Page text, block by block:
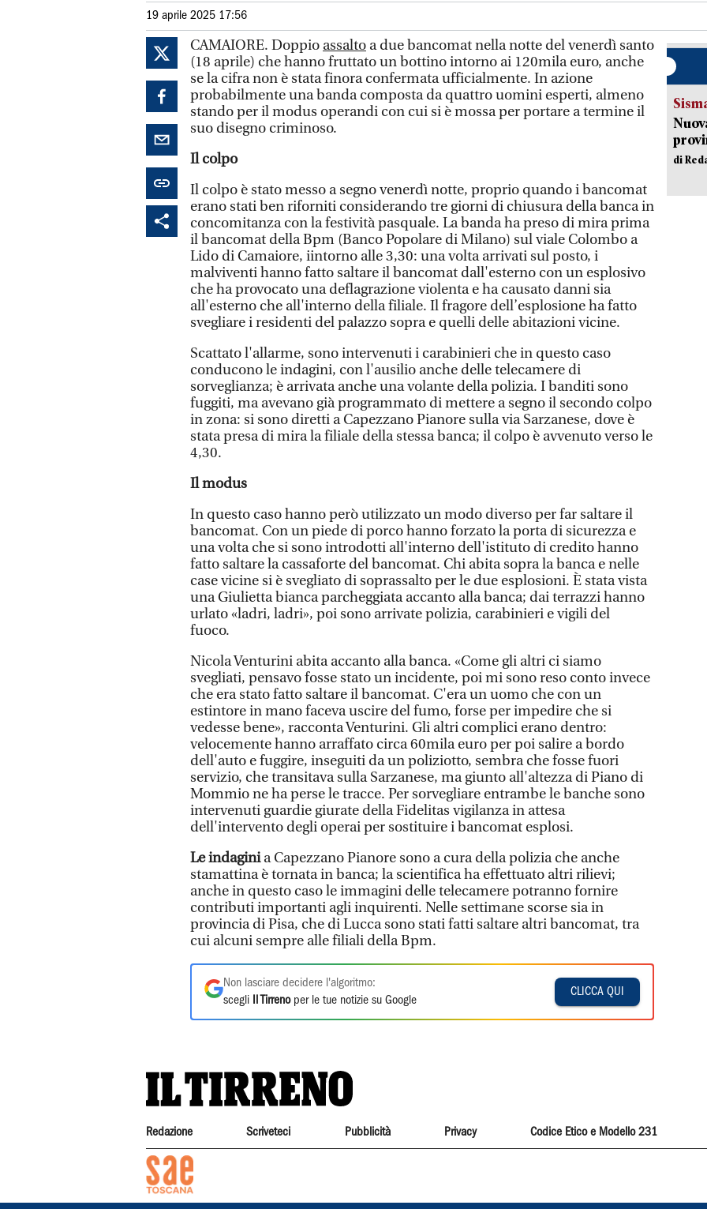
19 aprile 2025 17:56
CAMAIORE. Doppio assalto a due bancomat nella notte del venerdì santo
(18 aprile) che hanno fruttato un bottino intorno ai 120mila euro, anche
se la cifra non è stata finora confermata ufficialmente. In azione
probabilmente una banda composta da quattro uomini esperti, almeno
stando per il modus operandi con cui si è mossa per portare a termine il
suo disegno criminoso.
Il colpo
Il colpo è stato messo a segno venerdì notte, proprio quando i bancomat
erano stati ben riforniti considerando tre giorni di chiusura della banca in
concomitanza con la festività pasquale. La banda ha preso di mira prima
il bancomat della Bpm (Banco Popolare di Milano) sul viale Colombo a
Lido di Camaiore, iintorno alle 3,30: una volta arrivati sul posto, i
malviventi hanno fatto saltare il bancomat dall'esterno con un esplosivo
che ha provocato una deflagrazione violenta e ha causato danni sia
all'esterno che all'interno della filiale. Il fragore dell’esplosione ha fatto
svegliare i residenti del palazzo sopra e quelli delle abitazioni vicine.
Scattato l'allarme, sono intervenuti i carabinieri che in questo caso
conducono le indagini, con l'ausilio anche delle telecamere di
sorveglianza; è arrivata anche una volante della polizia. I banditi sono
fuggiti, ma avevano già programmato di mettere a segno il secondo colpo
in zona: si sono diretti a Capezzano Pianore sulla via Sarzanese, dove è
stata presa di mira la filiale della stessa banca; il colpo è avvenuto verso le
4,30.
Il modus
In questo caso hanno però utilizzato un modo diverso per far saltare il
bancomat. Con un piede di porco hanno forzato la porta di sicurezza e
una volta che si sono introdotti all'interno dell'istituto di credito hanno
fatto saltare la cassaforte del bancomat. Chi abita sopra la banca e nelle
case vicine si è svegliato di soprassalto per le due esplosioni. È stata vista
una Giulietta bianca parcheggiata accanto alla banca; dai terrazzi hanno
urlato «ladri, ladri», poi sono arrivate polizia, carabinieri e vigili del
fuoco.
Nicola Venturini abita accanto alla banca. «Come gli altri ci siamo
svegliati, pensavo fosse stato un incidente, poi mi sono reso conto invece
che era stato fatto saltare il bancomat. C'era un uomo che con un
estintore in mano faceva uscire del fumo, forse per impedire che si
vedesse bene», racconta Venturini. Gli altri complici erano dentro:
velocemente hanno arraffato circa 60mila euro per poi salire a bordo
dell'auto e fuggire, inseguiti da un poliziotto, sembra che fosse fuori
servizio, che transitava sulla Sarzanese, ma giunto all'altezza di Piano di
Mommio ne ha perse le tracce. Per sorvegliare entrambe le banche sono
intervenuti guardie giurate della Fidelitas vigilanza in attesa
dell'intervento degli operai per sostituire i bancomat esplosi.
Le indaginia Capezzano Pianore sono a cura della polizia che anche
stamattina è tornata in banca; la scientifica ha effettuato altri rilievi;
anche in questo caso le immagini delle telecamere potranno fornire
contributi importanti agli inquirenti. Nelle settimane scorse sia in
provincia di Pisa, che di Lucca sono stati fatti saltare altri bancomat, tra
cui alcuni sempre alle filiali della Bpm.
Non lasciare decidere l'algoritmo:
scegli
Il Tirrenoper le tue notizie su Google
CLICCA QUI
di
Redazione Scriveteci Pubblicità Privacy Codice Etico e Modello 231